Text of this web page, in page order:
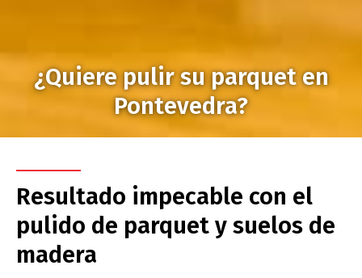
¿Quiere pulir su parquet en
Pontevedra?
Resultado impecable con el
pulido de parquet y suelos de
madera